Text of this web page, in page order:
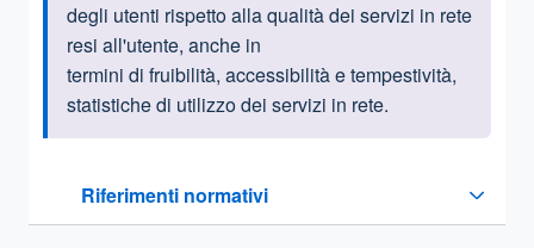
degli utenti rispetto alla qualità dei servizi in rete
resi all'utente, anche in
termini di fruibilità, accessibilità e tempestività,
statistiche di utilizzo dei servizi in rete.
Riferimenti normativi
Sezione compressa